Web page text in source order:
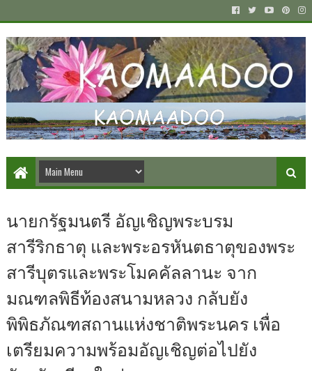
นายกรัฐมนตรี อัญเชิญพระบรม
สารีริกธาตุ และพระอรหันตธาตุของพระ
สารีบุตรและพระโมคคัลลานะ จาก
มณฑลพิธีท้องสนามหลวง กลับยัง
พิพิธภัณฑสถานแห่งชาติพระนคร เพื่อ
เตรียมความพร้อมอัญเชิญต่อไปยัง